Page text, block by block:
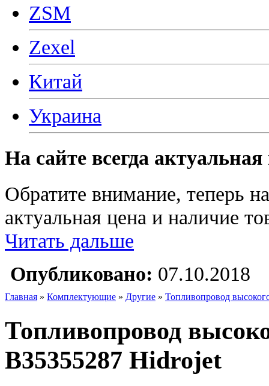
ZSM
Zexel
Китай
Украина
На сайте всегда
Обратите внимание, теперь
актуальная цена и наличие
Читать дальше
Опубликовано: 07.10.2018
Главная » Комплектующие » Другие » Топливопровод
Топливопровод
B35355287 Hidrojet